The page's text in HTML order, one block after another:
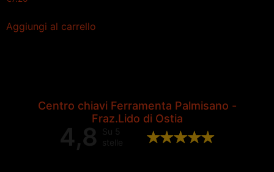
Aggiungi al carrello
Centro chiavi Ferramenta Palmisano -
Fraz.Lido di Ostia
4,8
Su 5
stelle